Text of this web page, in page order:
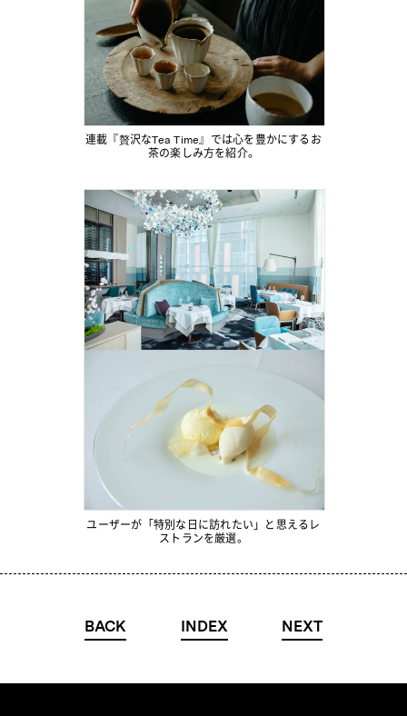
連載『贅沢なTea Time』では心を豊かにするお
茶の楽しみ方を紹介。
ユーザーが「特別な日に訪れたい」と思えるレ
ストランを厳選。
BACK INDEX NEXT